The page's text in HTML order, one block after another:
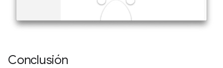
Conclusión